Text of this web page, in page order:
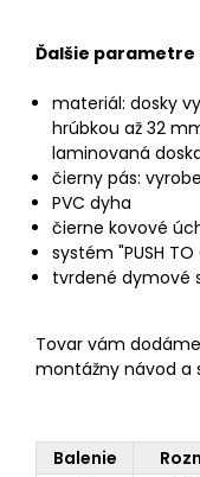
Ďalšie
materiál: dosky
hrúbkou až 32
laminovaná
čierny pás:
PVC dyha
čierne kovové
systém "PUSH
tvrdené dymové
Tovar vám
montážny návod a
Balenie